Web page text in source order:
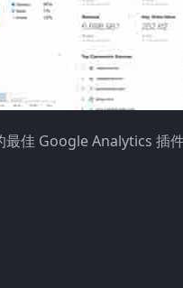
佳 Google Analytics 插